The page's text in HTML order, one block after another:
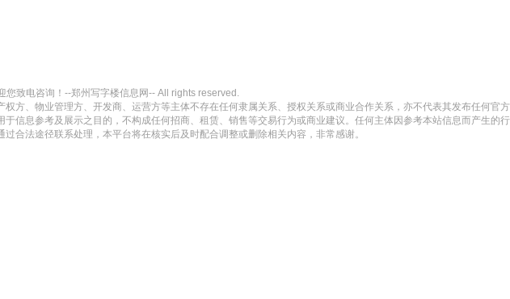
致电咨询！--郑州写字楼信息网-- All rights reserved.
方、物业管理方、开发商、运营方等主体不存在任何隶属关系、授权关系或商业合作关系，亦不代表其发布任何官方
信息参考及展示之目的，不构成任何招商、租赁、销售等交易行为或商业建议。任何主体因参考本站信息而产生的行
合法途径联系处理，本平台将在核实后及时配合调整或删除相关内容，非常感谢。